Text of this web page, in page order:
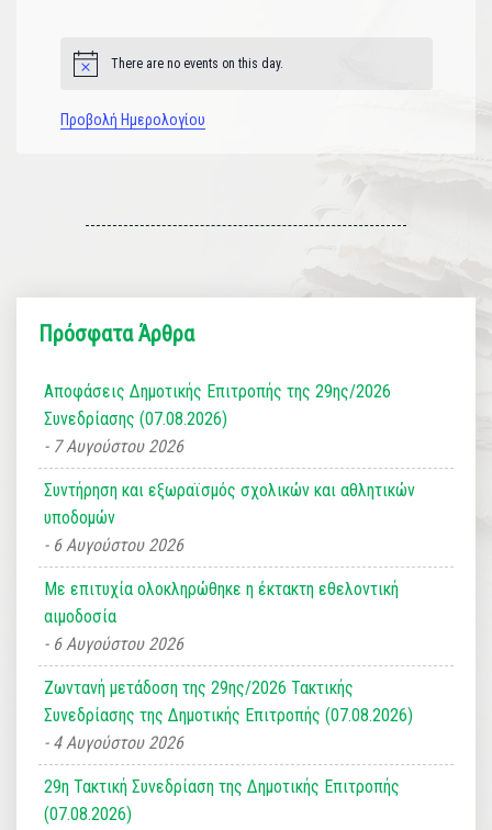
Notice There are no events on this day.
Προβολή Ημερολογίου
Πρόσφατα Άρθρα
Αποφάσεις Δημοτικής Επιτροπής της 29ης/2026
Συνεδρίασης (07.08.2026)
7 Αυγούστου 2026
Συντήρηση και εξωραϊσμός σχολικών και αθλητικών
υποδομών
6 Αυγούστου 2026
Με επιτυχία ολοκληρώθηκε η έκτακτη εθελοντική
αιμοδοσία
6 Αυγούστου 2026
Ζωντανή μετάδοση της 29ης/2026 Τακτικής
Συνεδρίασης της Δημοτικής Επιτροπής (07.08.2026)
4 Αυγούστου 2026
29η Τακτική Συνεδρίαση της Δημοτικής Επιτροπής
(07.08.2026)